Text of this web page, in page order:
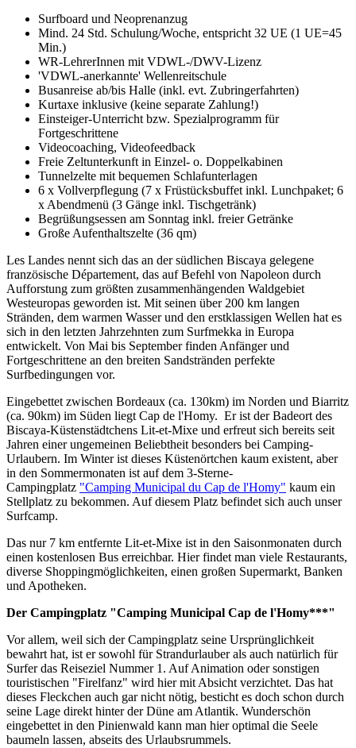
Surfboard und Neoprenanzug
Mind. 24 Std. Schulung/Woche, entspricht 32 UE (1 UE=45
Min.)
WR-LehrerInnen mit VDWL-/DWV-Lizenz
'VDWL-anerkannte' Wellenreitschule
Busanreise ab/bis Halle (inkl. evt. Zubringerfahrten)
Kurtaxe inklusive (keine separate Zahlung!)
Einsteiger-Unterricht bzw. Spezialprogramm für
Fortgeschrittene
Videocoaching, Videofeedback
Freie Zeltunterkunft in Einzel- o. Doppelkabinen
Tunnelzelte mit bequemen Schlafunterlagen
6 x Vollverpflegung (7 x Früstücksbuffet inkl. Lunchpaket; 6
x Abendmenü (3 Gänge inkl. Tischgetränk)
Begrüßungsessen am Sonntag inkl. freier Getränke
Große Aufenthaltszelte (36 qm)
Les Landes nennt sich das an der südlichen Biscaya gelegene
französische Département, das auf Befehl von Napoleon durch
Aufforstung zum größten zusammenhängenden Waldgebiet
Westeuropas geworden ist. Mit seinen über 200 km langen
Stränden, dem warmen Wasser und den erstklassigen Wellen hat es
sich in den letzten Jahrzehnten zum Surfmekka in Europa
entwickelt. Von Mai bis September finden Anfänger und
Fortgeschrittene an den breiten Sandstränden perfekte
Surfbedingungen vor.
Eingebettet zwischen Bordeaux (ca. 130km) im Norden und Biarritz
(ca. 90km) im Süden liegt Cap de l'Homy. Er ist der Badeort des
Biscaya-Küstenstädtchens Lit-et-Mixe und erfreut sich bereits seit
Jahren einer ungemeinen Beliebtheit besonders bei Camping-
Urlaubern. Im Winter ist dieses Küstenörtchen kaum existent, aber
in den Sommermonaten ist auf dem 3-Sterne-
Campingplatz "Camping Municipal du Cap de l'Homy" kaum ein
Stellplatz zu bekommen. Auf diesem Platz befindet sich auch unser
Surfcamp.
Das nur 7 km entfernte Lit-et-Mixe ist in den Saisonmonaten durch
einen kostenlosen Bus erreichbar. Hier findet man viele Restaurants,
diverse Shoppingmöglichkeiten, einen großen Supermarkt, Banken
und Apotheken.
Der Campingplatz "Camping Municipal Cap de l'Homy***"
Vor allem, weil sich der Campingplatz seine Ursprünglichkeit
bewahrt hat, ist er sowohl für Strandurlauber als auch natürlich für
Surfer das Reiseziel Nummer 1. Auf Animation oder sonstigen
touristischen "Firelfanz" wird hier mit Absicht verzichtet. Das hat
dieses Fleckchen auch gar nicht nötig, besticht es doch schon durch
seine Lage direkt hinter der Düne am Atlantik. Wunderschön
eingebettet in den Pinienwald kann man hier optimal die Seele
baumeln lassen, abseits des Urlaubsrummels.